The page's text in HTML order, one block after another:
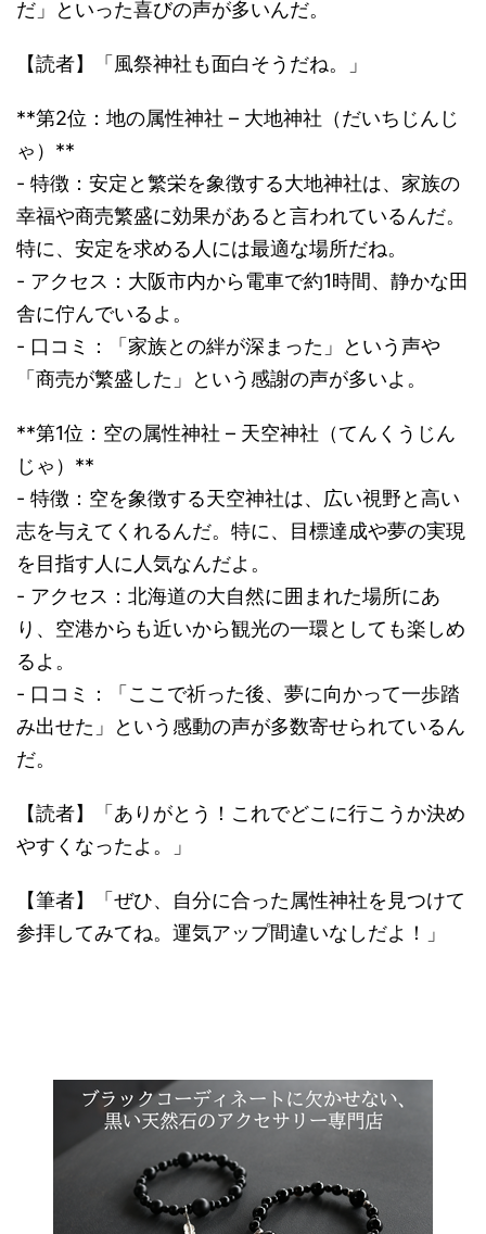
だ」といった喜びの声が多いんだ。
【読者】「風祭神社も面白そうだね。」
**第2位：地の属性神社 – 大地神社（だいちじんじ
ゃ）**
- 特徴：安定と繁栄を象徴する大地神社は、家族の
幸福や商売繁盛に効果があると言われているんだ。
特に、安定を求める人には最適な場所だね。
- アクセス：大阪市内から電車で約1時間、静かな田
舎に佇んでいるよ。
- 口コミ：「家族との絆が深まった」という声や
「商売が繁盛した」という感謝の声が多いよ。
**第1位：空の属性神社 – 天空神社（てんくうじん
じゃ）**
- 特徴：空を象徴する天空神社は、広い視野と高い
志を与えてくれるんだ。特に、目標達成や夢の実現
を目指す人に人気なんだよ。
- アクセス：北海道の大自然に囲まれた場所にあ
り、空港からも近いから観光の一環としても楽しめ
るよ。
- 口コミ：「ここで祈った後、夢に向かって一歩踏
み出せた」という感動の声が多数寄せられているん
だ。
【読者】「ありがとう！これでどこに行こうか決め
やすくなったよ。」
【筆者】「ぜひ、自分に合った属性神社を見つけて
参拝してみてね。運気アップ間違いなしだよ！」